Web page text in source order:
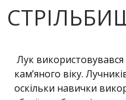
Лук
кам’яного віку.
оскільки навички